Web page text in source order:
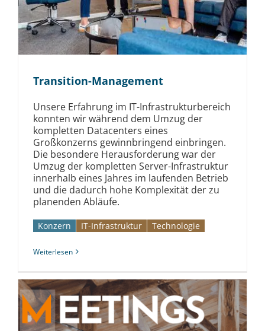
Transition-Management
Unsere Erfahrung im IT-Infrastrukturbereich
konnten wir während dem Umzug der
kompletten Datacenters eines
Großkonzerns gewinnbringend einbringen.
Die besondere Herausforderung war der
Umzug der kompletten Server-Infrastruktur
innerhalb eines Jahres im laufenden Betrieb
und die dadurch hohe Komplexität der zu
planenden Abläufe.
Konzern IT-Infrastruktur Technologie
Weiterlesen